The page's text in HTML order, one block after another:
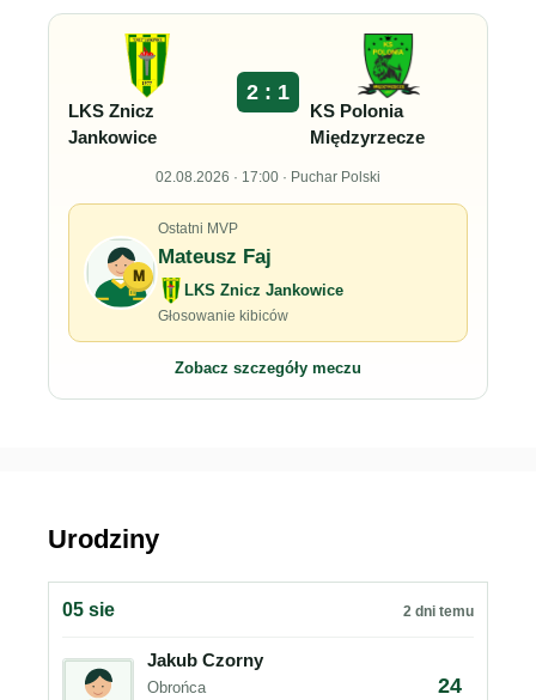
LKS Znicz
Jankowice
2 : 1
KS Polonia
Międzyrzecze
02.08.2026 · 17:00 · Puchar Polski
M
Ostatni MVP
Mateusz Faj
LKS Znicz Jankowice
Głosowanie kibiców
Zobacz szczegóły meczu
Urodziny
05 sie 2 dni temu
Jakub Czorny
Obrońca
24